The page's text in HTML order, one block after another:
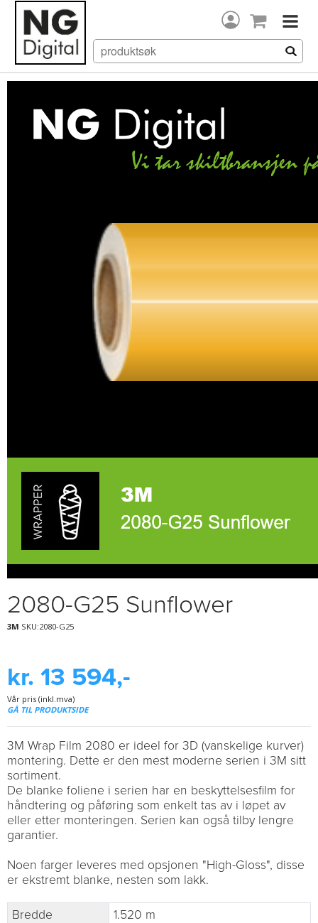
2080-G25 Sunflower
3M SKU:2080-G25
kr. 13 594,-
Vår pris (inkl.mva)
GÅ TIL PRODUKTSIDE
3M Wrap Film 2080 er ideel for 3D (vanskelige kurver)
montering. Dette er den mest moderne serien i 3M sitt
sortiment.
De blanke foliene i serien har en beskyttelsesfilm for
håndtering og påføring som enkelt tas av i løpet av
eller etter monteringen. Serien kan også tilby lengre
garantier.
Noen farger leveres med opsjonen "High-Gloss", disse
er ekstremt blanke, nesten som lakk.
Bredde
1.520 m